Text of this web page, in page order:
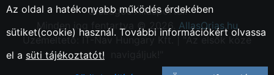
"Országos Állásportál."
Minden jog fentartva © 2026. AllasOrias.hu
Üzemeltető: IT-Nav Hungary Kft. | "Az elsők közé
Az oldal a hatékonyabb működés érdekében
sütiket(cookie) használ. További információkért olvassa
el a süti tájékoztatót!